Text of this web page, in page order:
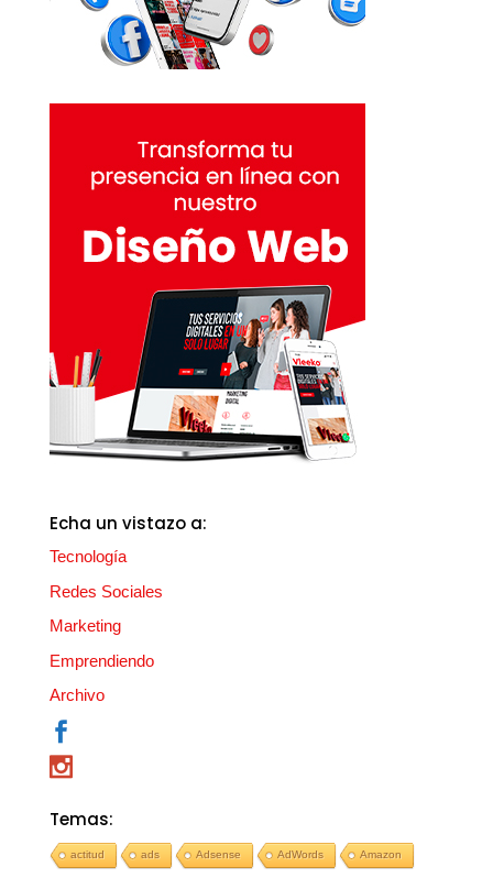
Echa un vistazo a:
Tecnología
Redes Sociales
Marketing
Emprendiendo
Archivo
Temas:
actitud ads Adsense AdWords Amazon